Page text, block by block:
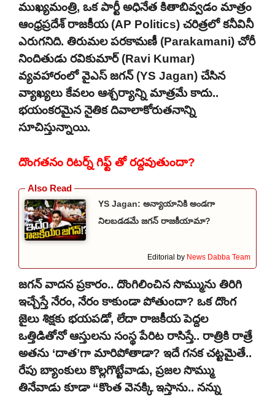
ముఖ్యమంత్రి, ఒక పార్టీ అధినేత కితాబివ్వడం మాత్రం
ఆంధ్రప్రదేశ్ రాజకీయ (AP Politics) చరిత్రలో కనీవినీ
ఎరుగనిది. తిరుమల పరకామణీ (Parakamani) చోరీ
నిందితుడు రవికుమార్ (Ravi Kumar)
వ్యవహారంలో వైఎస్ జగన్ (YS Jagan) చేసిన
వ్యాఖ్యలు కేవలం ఆశ్చర్యాన్ని మాత్రమే కాదు..
భయంకరమైన నైతిక దివాలాకోరుతనాన్ని
సూచిస్తున్నాయి.
దొంగతనం రిటర్న్ గిఫ్ట్ తో రద్దవుతుందా?
YS Jagan: అన్యాయానికి అండగా
నిలబడడమే జగన్ రాజకీయామా?
Editorial by News Dabba Team
జగన్ వాదన ప్రకారం.. దొంగిలించిన సొమ్మును తిరిగి
ఇచ్చేస్తే నేరం, నేరం కాకుండా పోతుందా? ఒక దొంగ
జైలు శిక్షకు భయపడో, లేదా రాజకీయ పెద్దల
ఒత్తిడితోనో ఆస్తులను సంస్థ పేరిట రాసిస్తే.. రాత్రికి రాత్రే
అతను ‘దాత’గా మారిపోతాడా? ఇదే గనక చట్టమైతే..
రేపు బ్యాంకులు కొల్లగొట్టేవాడు, ప్రజల సొమ్ము
తినేవాడు కూడా “కొంత వెనక్కి ఇస్తాను.. నన్ను